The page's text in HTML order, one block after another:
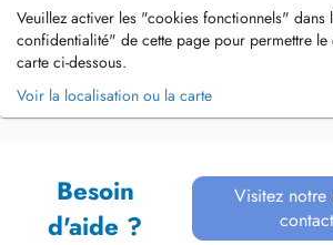
Veuillez activer les "cookies fonctionnels" dans
confidentialité" de cette page pour permettre le
carte ci-dessous.
Voir la localisation ou la carte
Besoin
d'aide ?
Visitez